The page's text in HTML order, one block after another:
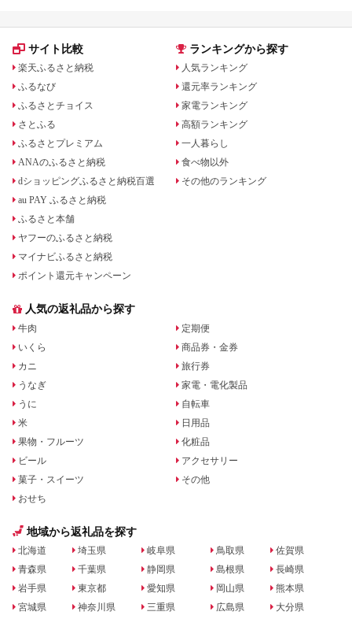
サイト比較
楽天ふるさと納税
ふるなび
ふるさとチョイス
さとふる
ふるさとプレミアム
ANAのふるさと納税
dショッピングふるさと納税百選
au PAY ふるさと納税
ふるさと本舗
ヤフーのふるさと納税
マイナビふるさと納税
ポイント還元キャンペーン
ランキングから探す
人気ランキング
還元率ランキング
家電ランキング
高額ランキング
一人暮らし
食べ物以外
その他のランキング
人気の返礼品から探す
牛肉
いくら
カニ
うなぎ
うに
米
果物・フルーツ
ビール
菓子・スイーツ
おせち
定期便
商品券・金券
旅行券
家電・電化製品
自転車
日用品
化粧品
アクセサリー
その他
地域から返礼品を探す
北海道
青森県
岩手県
宮城県
埼玉県
千葉県
東京都
神奈川県
岐阜県
静岡県
愛知県
三重県
鳥取県
島根県
岡山県
広島県
佐賀県
長崎県
熊本県
大分県